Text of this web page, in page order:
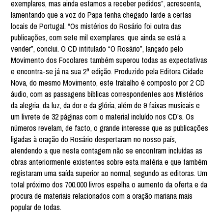
exemplares, mas ainda estamos a receber pedidos”, acrescenta,
lamentando que a voz do Papa tenha chegado tarde a certas
locais de Portugal. “Os mistérios do Rosário foi outra das
publicações, com sete mil exemplares, que ainda se está a
vender”, conclui. O CD intitulado “O Rosário”, lançado pelo
Movimento dos Focolares também superou todas as expectativas
e encontra-se já na sua 2ª edição. Produzido pela Editora Cidade
Nova, do mesmo Movimento, este trabalho é composto por 2 CD
áudio, com as passagens bíblicas correspondentes aos Mistérios
da alegria, da luz, da dor e da glória, além de 9 faixas musicais e
um livrete de 32 páginas com o material incluído nos CD’s. Os
números revelam, de facto, o grande interesse que as publicações
ligadas à oração do Rosário despertaram no nosso país,
atendendo a que nesta contagem não se encontram incluídas as
obras anteriormente existentes sobre esta matéria e que também
registaram uma saída superior ao normal, segundo as editoras. Um
total próximo dos 700.000 livros espelha o aumento da oferta e da
procura de materiais relacionados com a oração mariana mais
popular de todas.